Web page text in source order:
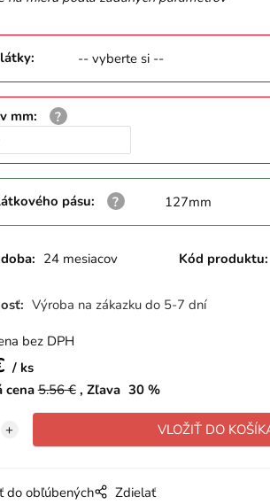
: -- vyberte si --
mm:
pásu: 127mm
24 mesiacov Kód produktu:
Výroba na zákazku do 5-7 dní
bez DPH
ks
cena 5.56€ Zľava 30%
do obľúbených Zdielať